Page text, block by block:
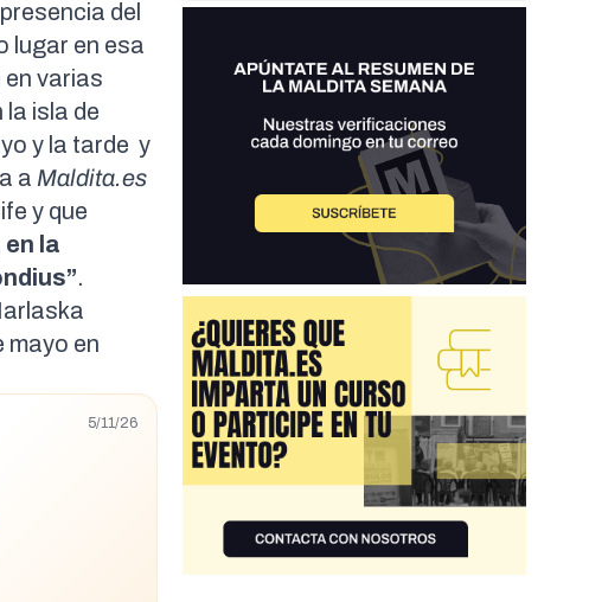
del
lugar en esa
en varias
la isla de
y la tarde y
a Maldita.es
y que
en la
.
mayo en
5/11/26